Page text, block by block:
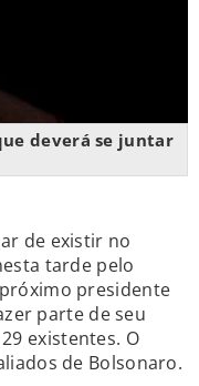
deverá se juntar
de existir no
tarde pelo
presidente
parte de seu
existentes. O
de Bolsonaro.